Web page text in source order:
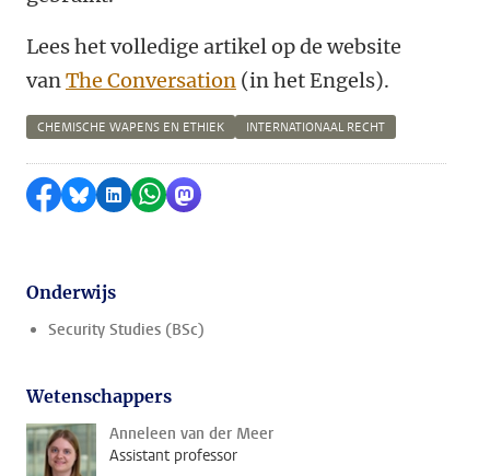
Lees het volledige artikel op de website
vanThe Conversation (in het Engels).
CHEMISCHE WAPENS EN ETHIEK INTERNATIONAAL RECHT
Delen op Facebook
Delen via Bluesky
Delen op LinkedIn
Delen via WhatsApp
Delen via Mastodon
Onderwijs
Security Studies (BSc)
Wetenschappers
Anneleen van der Meer
Assistant professor